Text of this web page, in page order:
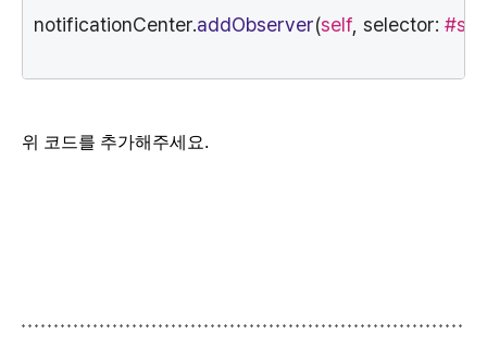
notificationCenter.addObserver(self, selector:
위 코드를 추가해주세요.